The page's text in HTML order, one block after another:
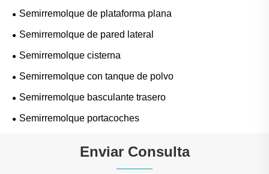
Semirremolque de plataforma plana
Semirremolque de pared lateral
Semirremolque cisterna
Semirremolque con tanque de polvo
Semirremolque basculante trasero
Semirremolque portacoches
Enviar Consulta